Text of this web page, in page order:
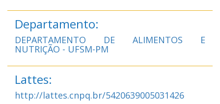
Departamento:
DEPARTAMENTO DE ALIMENTOS E
NUTRIÇÃO - UFSM-PM
Lattes:
http://lattes.cnpq.br/5420639005031426